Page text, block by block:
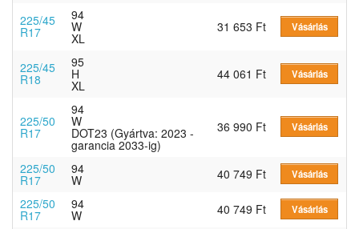
225/45
R17
94
W
XL
31 653 Ft Vásárlás
225/45
R18
95
H
XL
44 061 Ft Vásárlás
225/50
R17
94
W
DOT23 (Gyártva: 2023 -
garancia 2033-ig)
36 990 Ft Vásárlás
225/50
R17
94
W 40 749 Ft Vásárlás
225/50
R17
94
W 40 749 Ft Vásárlás